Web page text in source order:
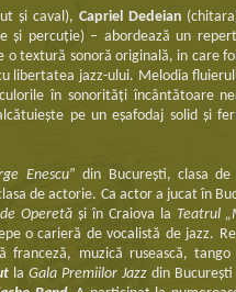
şi caval), Capriel Dedeian
și percuție) – abordează un
textură sonoră originală, in care
libertatea jazz-ului. Melodia
în sonorităţi încântătoare
pe un eşafodaj solid şi
Enescu” din Bucureşti, clasa
de actorie. Ca actor a jucat în
Operetă și în Craiova la Teatrul
o carieră de vocalistă de jazz.
muzică rusească,
laGala Premiilor Jazzdin Bucureşti